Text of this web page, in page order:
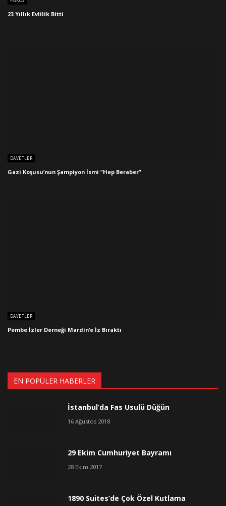
23 Yıllık Evlilik Bitti
DAVETLER
Gazi Koşusu’nun Şampiyon İsmi “Hep Beraber”
DAVETLER
Pembe İzler Derneği Mardin’e İz Bıraktı
EN POPÜLER HABERLER
İstanbul’da Fas Usulü Düğün
16 Ağustos 2018
29 Ekim Cumhuriyet Bayramı
28 Ekim 2017
1890 Suites’de Çok Özel Kutlama